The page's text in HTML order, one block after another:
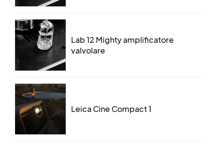
Lab 12 Mighty amplificatore
valvolare
Leica Cine Compact 1